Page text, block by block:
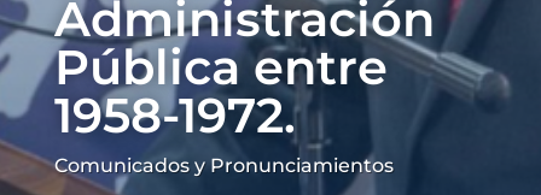
Administración
Pública entre
1958-1972.
Comunicados y Pronunciamientos